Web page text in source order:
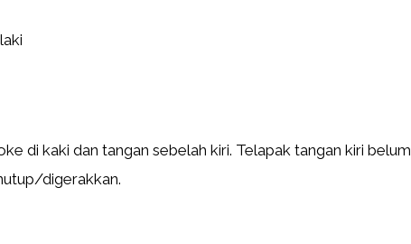
di kaki dan tangan sebelah kiri. Telapak tangan kiri belum
digerakkan.